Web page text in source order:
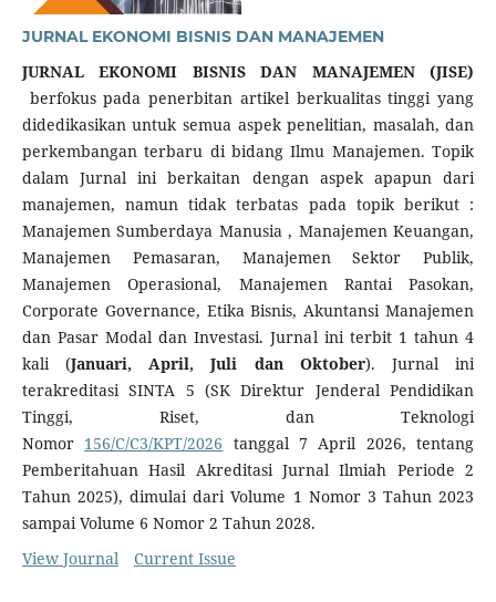
JURNAL EKONOMI BISNIS DAN MANAJEMEN
JURNAL EKONOMI BISNIS DAN MANAJEMEN (JISE)
berfokus pada penerbitan artikel berkualitas tinggi yang
didedikasikan untuk semua aspek penelitian, masalah, dan
perkembangan terbaru di bidang Ilmu Manajemen. Topik
dalam Jurnal ini berkaitan dengan aspek apapun dari
manajemen, namun tidak terbatas pada topik berikut :
Manajemen Sumberdaya Manusia , Manajemen Keuangan,
Manajemen Pemasaran, Manajemen Sektor Publik,
Manajemen Operasional, Manajemen Rantai Pasokan,
Corporate Governance, Etika Bisnis, Akuntansi Manajemen
dan Pasar Modal dan Investasi. Jurnal ini terbit 1 tahun 4
kali (Januari, April, Juli dan Oktober). Jurnal ini
terakreditasi SINTA 5 (SK Direktur Jenderal Pendidikan
Tinggi, Riset, dan Teknologi
Nomor 156/C/C3/KPT/2026 tanggal 7 April 2026, tentang
Pemberitahuan Hasil Akreditasi Jurnal Ilmiah Periode 2
Tahun 2025), dimulai dari Volume 1 Nomor 3 Tahun 2023
sampai Volume 6 Nomor 2 Tahun 2028.
View Journal
Current Issue